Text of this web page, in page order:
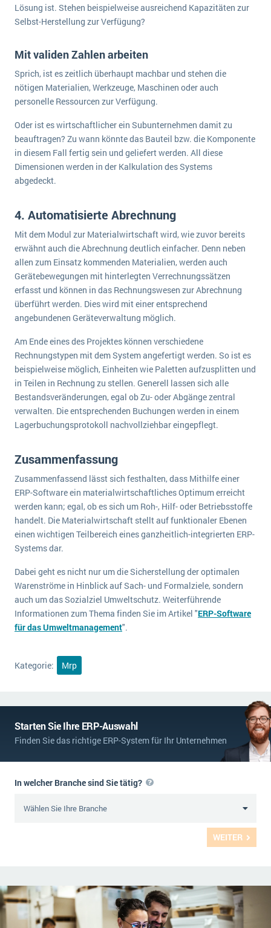
Lösung ist. Stehen beispielweise ausreichend Kapazitäten zur
Selbst-Herstellung zur Verfügung?
Mit validen Zahlen arbeiten
Sprich, ist es zeitlich überhaupt machbar und stehen die
nötigen Materialien, Werkzeuge, Maschinen oder auch
personelle Ressourcen zur Verfügung.
Oder ist es wirtschaftlicher ein Subunternehmen damit zu
beauftragen? Zu wann könnte das Bauteil bzw. die Komponente
in diesem Fall fertig sein und geliefert werden. All diese
Dimensionen werden in der Kalkulation des Systems
abgedeckt.
4. Automatisierte Abrechnung
Mit dem Modul zur Materialwirtschaft wird, wie zuvor bereits
erwähnt auch die Abrechnung deutlich einfacher. Denn neben
allen zum Einsatz kommenden Materialien, werden auch
Gerätebewegungen mit hinterlegten Verrechnungssätzen
erfasst und können in das Rechnungswesen zur Abrechnung
überführt werden. Dies wird mit einer entsprechend
angebundenen Geräteverwaltung möglich.
Am Ende eines des Projektes können verschiedene
Rechnungstypen mit dem System angefertigt werden. So ist es
beispielweise möglich, Einheiten wie Paletten aufzusplitten und
in Teilen in Rechnung zu stellen. Generell lassen sich alle
Bestandsveränderungen, egal ob Zu- oder Abgänge zentral
verwalten. Die entsprechenden Buchungen werden in einem
Lagerbuchungsprotokoll nachvollziehbar eingepflegt.
Zusammenfassung
Zusammenfassend lässt sich festhalten, dass Mithilfe einer
ERP-Software ein materialwirtschaftliches Optimum erreicht
werden kann; egal, ob es sich um Roh-, Hilf- oder Betriebsstoffe
handelt. Die Materialwirtschaft stellt auf funktionaler Ebenen
einen wichtigen Teilbereich eines ganzheitlich-integrierten ERP-
Systems dar.
Dabei geht es nicht nur um die Sicherstellung der optimalen
Warenströme in Hinblick auf Sach- und Formalziele, sondern
auch um das Sozialziel Umweltschutz. Weiterführende
Informationen zum Thema finden Sie im Artikel "ERP-Software
für das Umweltmanagement".
Kategorie: Mrp
Starten Sie Ihre ERP-Auswahl
Finden Sie das richtige ERP-System für Ihr Unternehmen
WEITER
In welcher Branche sind Sie tätig?